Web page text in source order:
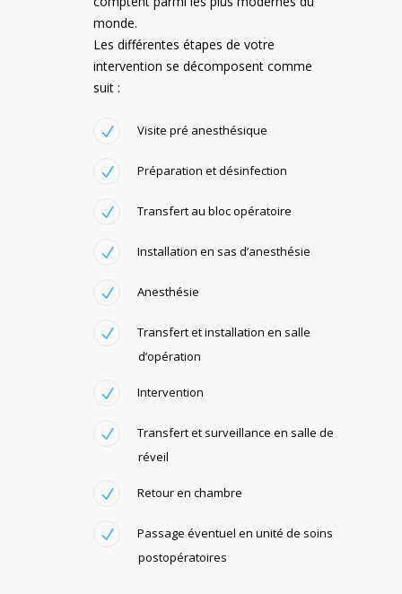
monde.
Les différentes étapes de votre
intervention se décomposent comme
suit :
Visite pré anesthésique
Préparation et désinfection
Transfert au bloc opératoire
Installation en sas d’anesthésie
Anesthésie
Transfert et installation en salle
d’opération
Intervention
Transfert et surveillance en salle de
réveil
Retour en chambre
Passage éventuel en unité de soins
postopératoires